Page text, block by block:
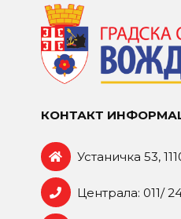
КОНТАКТ
Устаничка 53,
Централа: 011/